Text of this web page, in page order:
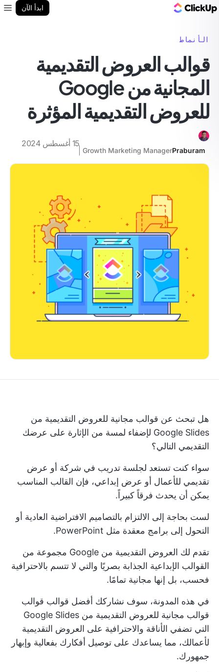
ابدأ الآن
الأنماط
قوالب العروض التقديمية
المجانية من Google
للعروض التقديمية المؤثرة
Praburam
Growth Marketing Manager
15 أغسطس 2024
هل تبحث عن قوالب مجانية للعروض التقديمية من
Google Slides لإضفاء لمسة من الإثارة على عرضك
التقديمي التالي؟
سواء كنت تستعد لجلسة تدريب في شركة أو عرض
تقديمي للأعمال أو عرض إبداعي، فإن القالب المناسب
يمكن أن يحدث فرقاً كبيراً.
لست بحاجة إلى الالتزام بالتصاميم الافتراضية العادية أو
التحول إلى برامج معقدة مثل PowerPoint.
تقدم لك العروض التقديمية من Google مجموعة من
القوالب الإبداعية الجذابة بصريًا والتي لا تتسم بالاحترافية
فحسب، بل إنها مجانية تمامًا.
في هذه المدونة، سوف نشاركك أفضل قوالب قوالب
قوالب مجانية للعروض التقديمية من Google Slides
التي تضفي الأناقة والاحترافية على العروض التقديمية
لأعمالك، مما يساعدك على توصيل أفكارك بفعالية وإبهار
جمهورك.